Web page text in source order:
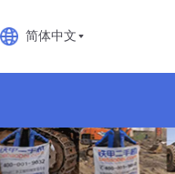
简体中文